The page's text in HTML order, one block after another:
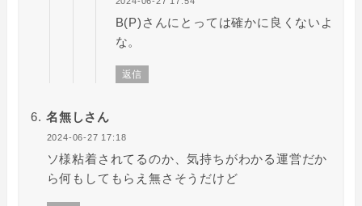
B(P)さんにとっては確かに良くないよ
な。
返信
名無しさん
2024-06-27 17:18
ソ様粘着されてるのか、気持ちがわかる運営だか
ら何もしてもらえ無さそうだけど